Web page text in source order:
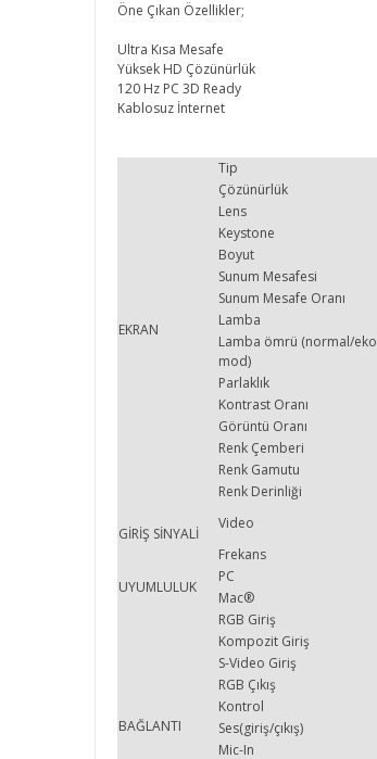
Öne Çıkan Özellikler;
Ultra Kısa Mesafe
Yüksek HD Çözünürlük
120 Hz PC 3D Ready
Kablosuz İnternet
EKRAN
Tip
Çözünürlük
Lens
Keystone
Boyut
Sunum Mesafesi
Sunum Mesafe Oranı
Lamba
Lamba ömrü (normal/eko
mod)
Parlaklık
Kontrast Oranı
Görüntü Oranı
Renk Çemberi
Renk Gamutu
Renk Derinliği
GİRİŞ SİNYALİ
Video
Frekans
UYUMLULUK
PC
Mac®
BAĞLANTI
RGB Giriş
Kompozit Giriş
S-Video Giriş
RGB Çıkış
Kontrol
Ses(giriş/çıkış)
Mic-In